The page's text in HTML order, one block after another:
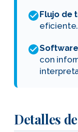
Flujo de
eficiente.
con
Detalles